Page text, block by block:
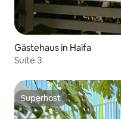
Gästehaus in Haifa
Suite 3
Superhost
Superhost